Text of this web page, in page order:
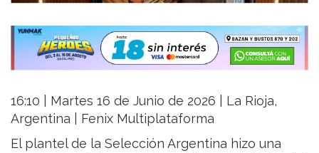
16:10 | Martes 16 de Junio de 2026 | La Rioja,
Argentina | Fenix Multiplataforma
El plantel de la Selección Argentina hizo una